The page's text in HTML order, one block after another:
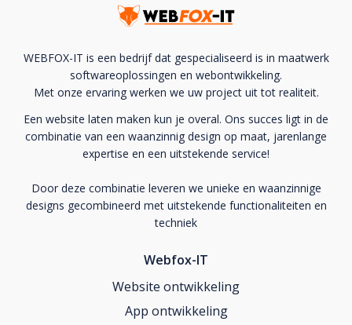
WEBFOX-IT is een bedrijf dat gespecialiseerd is in maatwerk
softwareoplossingen en webontwikkeling.
Met onze ervaring werken we uw project uit tot realiteit.
Een website laten maken kun je overal. Ons succes ligt in de
combinatie van een waanzinnig design op maat, jarenlange
expertise en een uitstekende service!
Door deze combinatie leveren we unieke en waanzinnige
designs gecombineerd met uitstekende functionaliteiten en
techniek
Webfox-IT
Website ontwikkeling
App ontwikkeling